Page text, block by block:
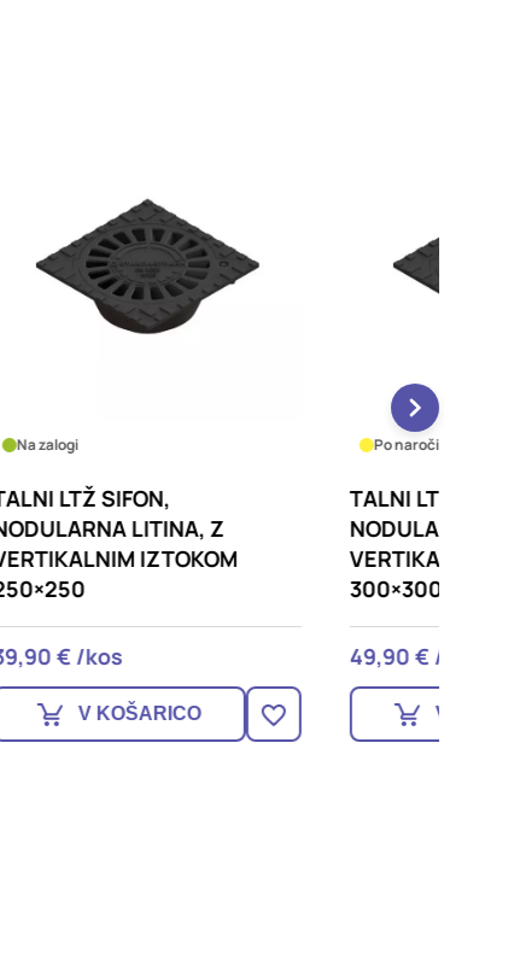
TALNI LTŽ SIFON,
NODULARNA LITINA, Z
VERTIKALNIM IZTOKOM
49,90 € /kos
V KOŠARICO